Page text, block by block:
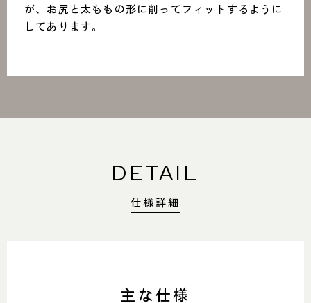
が、お尻と太ももの形に削ってフィットするように
してあります。
DETAIL
仕様詳細
主な仕様